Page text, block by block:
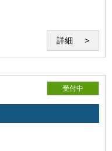
、セミナーシステムを
詳細
受付中